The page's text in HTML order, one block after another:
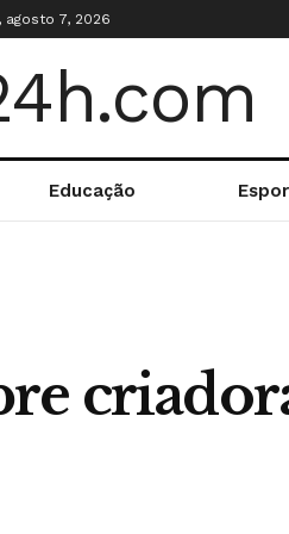
7, 2026
Educação